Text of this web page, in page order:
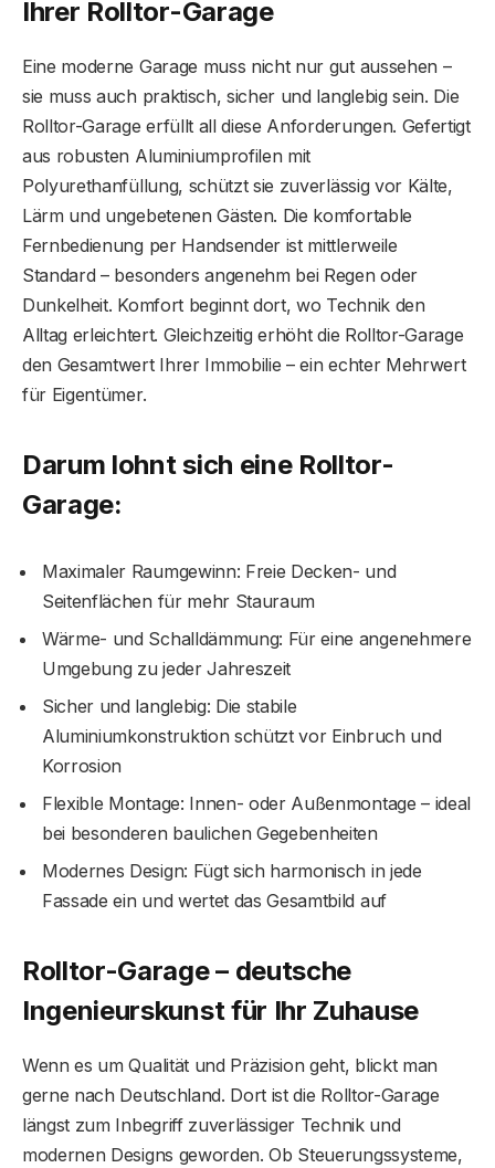
Ihrer Rolltor-Garage
Eine moderne Garage muss nicht nur gut aussehen –
sie muss auch praktisch, sicher und langlebig sein. Die
Rolltor-Garage erfüllt all diese Anforderungen. Gefertigt
aus robusten Aluminiumprofilen mit
Polyurethanfüllung, schützt sie zuverlässig vor Kälte,
Lärm und ungebetenen Gästen. Die komfortable
Fernbedienung per Handsender ist mittlerweile
Standard – besonders angenehm bei Regen oder
Dunkelheit. Komfort beginnt dort, wo Technik den
Alltag erleichtert. Gleichzeitig erhöht die Rolltor-Garage
den Gesamtwert Ihrer Immobilie – ein echter Mehrwert
für Eigentümer.
Darum lohnt sich eine Rolltor-
Garage:
Maximaler Raumgewinn: Freie Decken- und
Seitenflächen für mehr Stauraum
Wärme- und Schalldämmung: Für eine angenehmere
Umgebung zu jeder Jahreszeit
Sicher und langlebig: Die stabile
Aluminiumkonstruktion schützt vor Einbruch und
Korrosion
Flexible Montage: Innen- oder Außenmontage – ideal
bei besonderen baulichen Gegebenheiten
Modernes Design: Fügt sich harmonisch in jede
Fassade ein und wertet das Gesamtbild auf
Rolltor-Garage – deutsche
Ingenieurskunst für Ihr Zuhause
Wenn es um Qualität und Präzision geht, blickt man
gerne nach Deutschland. Dort ist die Rolltor-Garage
längst zum Inbegriff zuverlässiger Technik und
modernen Designs geworden. Ob Steuerungssysteme,